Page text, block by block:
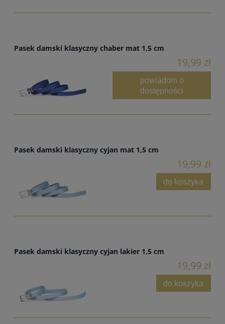
Pasek damski klasyczny chaber mat 1,5 cm
19,99 zł
powiadom o
dostępności
Pasek damski klasyczny cyjan mat 1,5 cm
19,99 zł
do koszyka
Pasek damski klasyczny cyjan lakier 1,5 cm
19,99 zł
do koszyka